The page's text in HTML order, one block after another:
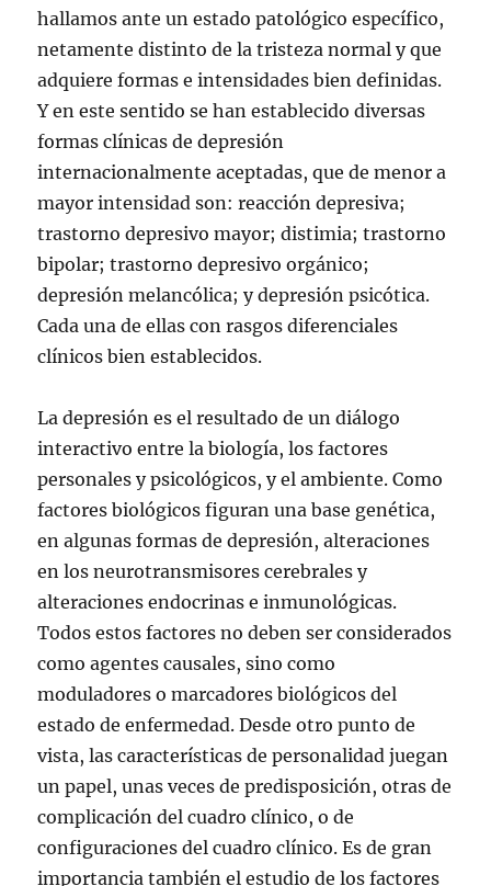
hallamos ante un estado patológico específico,
netamente distinto de la tristeza normal y que
adquiere formas e intensidades bien definidas.
Y en este sentido se han establecido diversas
formas clínicas de depresión
internacionalmente aceptadas, que de menor a
mayor intensidad son: reacción depresiva;
trastorno depresivo mayor; distimia; trastorno
bipolar; trastorno depresivo orgánico;
depresión melancólica; y depresión psicótica.
Cada una de ellas con rasgos diferenciales
clínicos bien establecidos.
La depresión es el resultado de un diálogo
interactivo entre la biología, los factores
personales y psicológicos, y el ambiente. Como
factores biológicos figuran una base genética,
en algunas formas de depresión, alteraciones
en los neurotransmisores cerebrales y
alteraciones endocrinas e inmunológicas.
Todos estos factores no deben ser considerados
como agentes causales, sino como
moduladores o marcadores biológicos del
estado de enfermedad. Desde otro punto de
vista, las características de personalidad juegan
un papel, unas veces de predisposición, otras de
complicación del cuadro clínico, o de
configuraciones del cuadro clínico. Es de gran
importancia también el estudio de los factores